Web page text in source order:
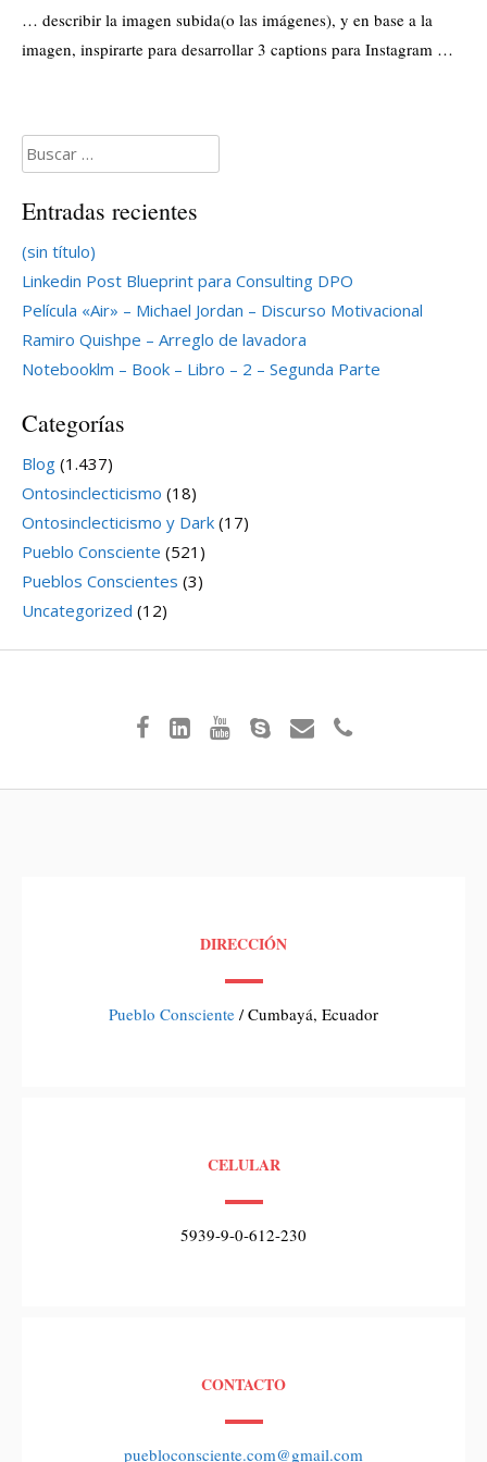
… describir la imagen subida(o las imágenes), y en base a la
imagen, inspirarte para desarrollar 3 captions para Instagram …
Buscar:
Entradas recientes
(sin título)
Linkedin Post Blueprint para Consulting DPO
Película «Air» – Michael Jordan – Discurso Motivacional
Ramiro Quishpe – Arreglo de lavadora
Notebooklm – Book – Libro – 2 – Segunda Parte
Categorías
Blog (1.437)
Ontosinclecticismo (18)
Ontosinclecticismo y Dark (17)
Pueblo Consciente (521)
Pueblos Conscientes (3)
Uncategorized (12)
DIRECCIÓN
Pueblo Consciente / Cumbayá, Ecuador
CELULAR
5939-9-0-612-230
CONTACTO
puebloconsciente.com@gmail.com